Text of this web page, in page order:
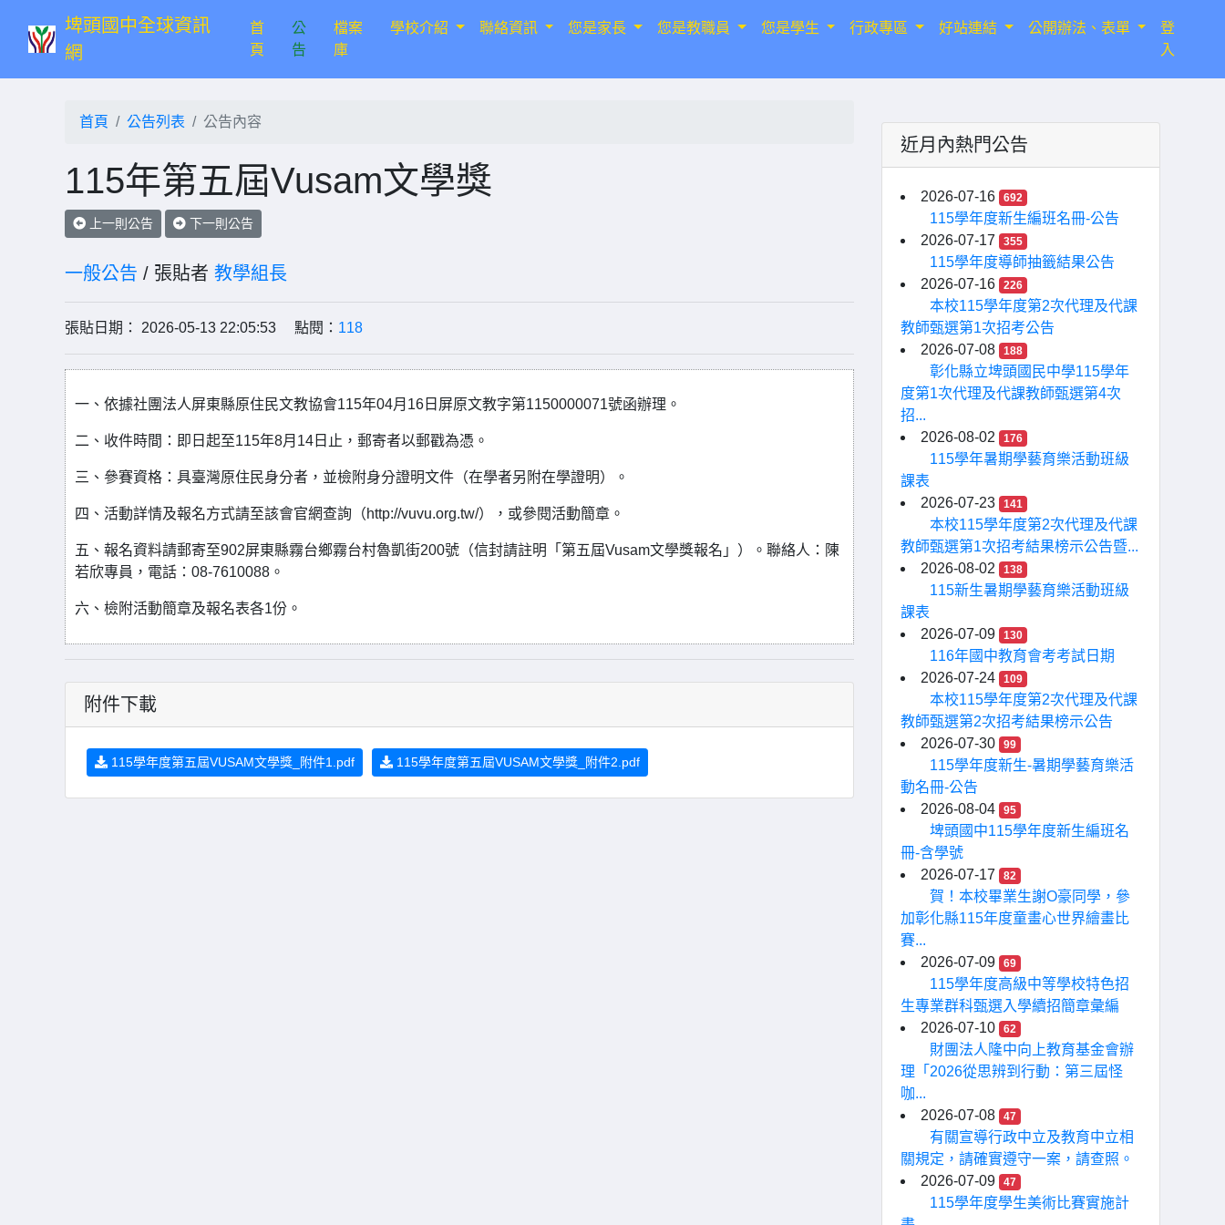
埤頭國中全球資訊
網
首
頁(current)
公
告
檔案
庫
學校介紹 聯絡資訊 您是家長 您是教職員 您是學生 行政專區 好站連結 公開辦法、表單
登
入
首頁 公告列表 公告內容
115年第五屆Vusam文學獎
上一則公告 下一則公告
一般公告 / 張貼者 教學組長
張貼日期： 2026-05-13 22:05:53 點閱： 118
一、依據社團法人屏東縣原住民文教協會115年04月16日屏原文教字第1150000071號函辦理。
二、收件時間：即日起至115年8月14日止，郵寄者以郵戳為憑。
三、參賽資格：具臺灣原住民身分者，並檢附身分證明文件（在學者另附在學證明）。
四、活動詳情及報名方式請至該會官網查詢（http://vuvu.org.tw/），或參閱活動簡章。
五、報名資料請郵寄至902屏東縣霧台鄉霧台村魯凱街200號（信封請註明「第五屆Vusam文學獎報名」）。聯絡人：陳
若欣專員，電話：08-7610088。
六、檢附活動簡章及報名表各1份。
附件下載
115學年度第五屆VUSAM文學獎_附件1.pdf 115學年度第五屆VUSAM文學獎_附件2.pdf
近月內熱門公告
2026-07-16 692
115學年度新生編班名冊-公告
2026-07-17
355
115學年度導師抽籤結果公告
2026-07-16
226
本校115學年度第2次代理及代課
教師甄選第1次招考公告
2026-07-08
188
彰化縣立埤頭國民中學115學年
度第1次代理及代課教師甄選第4次
招...
2026-08-02
176
115學年暑期學藝育樂活動班級
課表
2026-07-23
141
本校115學年度第2次代理及代課
教師甄選第1次招考結果榜示公告暨...
2026-08-02
138
115新生暑期學藝育樂活動班級
課表
2026-07-09
130
116年國中教育會考考試日期
2026-07-24
109
本校115學年度第2次代理及代課
教師甄選第2次招考結果榜示公告
2026-07-30
99
115學年度新生-暑期學藝育樂活
動名冊-公告
2026-08-04
95
埤頭國中115學年度新生編班名
冊-含學號
2026-07-17
82
賀！本校畢業生謝O豪同學，參
加彰化縣115年度童畫心世界繪畫比
賽...
2026-07-09
69
115學年度高級中等學校特色招
生專業群科甄選入學續招簡章彙編
2026-07-10
62
財團法人隆中向上教育基金會辦
理「2026從思辨到行動：第三屆怪
咖...
2026-07-08
47
有關宣導行政中立及教育中立相
關規定，請確實遵守一案，請查照。
2026-07-09
47
115學年度學生美術比賽實施計